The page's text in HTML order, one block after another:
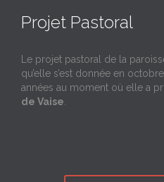
Projet Pastoral
Le projet pastoral de la
qu’elle s’est donnée en
années au moment où elle a
de Vaise.